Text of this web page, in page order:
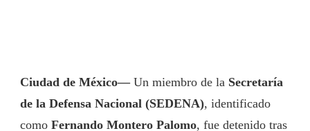
Ciudad de México—Un miembro de la Secretaría
de la Defensa Nacional (SEDENA), identificado
como Fernando Montero Palomo, fue detenido tras